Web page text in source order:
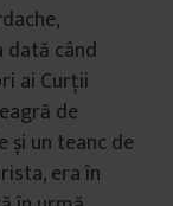
dată când
ai Curții
de
și un teanc de
era în